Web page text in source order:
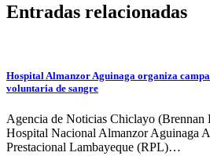
Entradas relacionadas
Hospital Almanzor Aguinaga organiza
voluntaria de sangre
Agencia de Noticias Chiclayo (Brennan
Hospital Nacional Almanzor Aguinaga
Prestacional Lambayeque (RPL)…